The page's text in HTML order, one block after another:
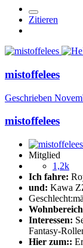
Zitieren
mistoffelees
Geschrieben
mistoffelees
Mitglied
1,2k
Ich fahre:
und: Kawa
Geschlecht:
Interessen:
Fantasy-
Hier zum::